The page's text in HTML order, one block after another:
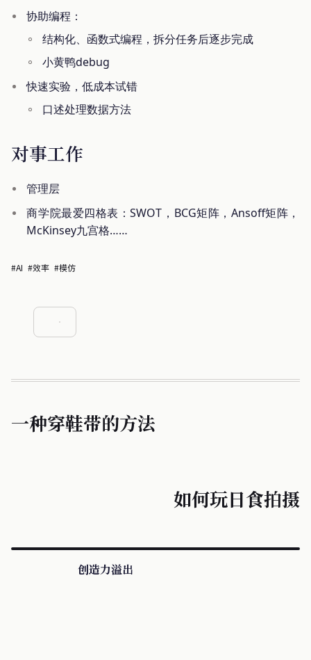
协助编程：
结构化、函数式编程，拆分任务后逐步完成
小黄鸭debug
快速实验，低成本试错
口述处理数据方法
对事工作
管理层
商学院最爱四格表：SWOT，BCG矩阵，Ansoff矩阵，
McKinsey九宫格……
#AI #效率 #模仿
一种穿鞋带的方法
如何玩日食拍摄
创造力溢出